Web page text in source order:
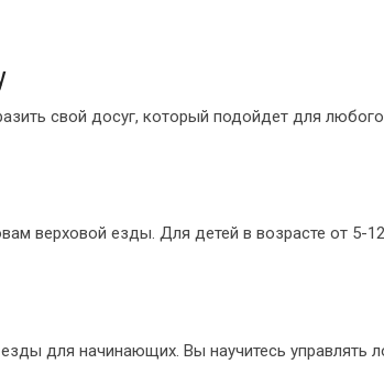
свой досуг, который подойдет для любого
верховой езды. Для детей в возрасте от
для начинающих. Вы научитесь управлять